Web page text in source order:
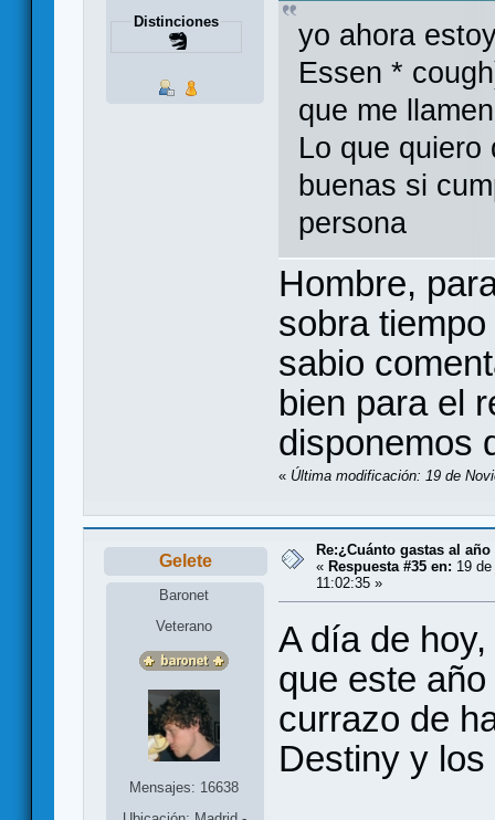
Distinciones
yo ahora
Essen *
que me
Lo que quiero
buenas si
persona
Hombre,
sobra
sabio
bien para el
disponemos
« Última modificación: 19 de
Gelete
Baronet
Veterano
Mensajes: 16638
Re:¿Cuánto gastas al
« Respuesta #35 en: 19
11:02:35 »
A día de
que este
currazo de
Destiny y